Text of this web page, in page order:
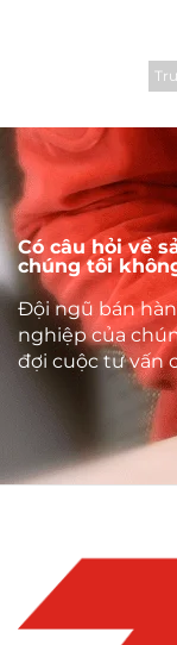
Có câu hỏi về
chúng tôi
Đội ngũ bán
nghiệp của
đợi cuộc tư vấn